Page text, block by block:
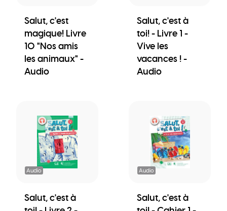
Salut, c'est
magique! Livre
10 "Nos amis
les animaux" -
Audio
Salut, c'est à
toi! - Livre 1 -
Vive les
vacances ! -
Audio
Audio
Salut, c'est à
Audio
Salut, c'est à